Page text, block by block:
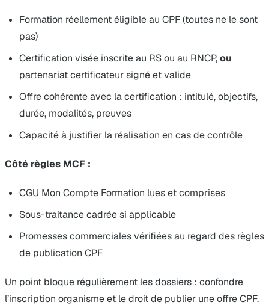
Formation réellement éligible au CPF (toutes ne le sont
pas)
Certification visée inscrite au RS ou au RNCP,ou
partenariat certificateur signé et valide
Offre cohérente avec la certification : intitulé, objectifs,
durée, modalités, preuves
Capacité à justifier la réalisation en cas de contrôle
Côté règles MCF :
CGU Mon Compte Formation lues et comprises
Sous-traitance cadrée si applicable
Promesses commerciales vérifiées au regard des règles
de publication CPF
Un point bloque régulièrement les dossiers : confondre
l’inscription organisme et le droit de publier une offre CPF.